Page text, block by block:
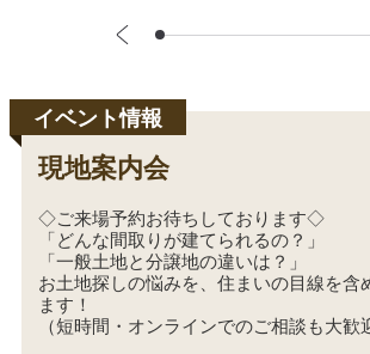
現地案内会
◇ご来場予約お待ちしております◇
「どんな間取りが建てられるの？」
「一般土地と分譲地の違いは？」
お土地探しの悩みを、住まいの目線を含
ます！
（短時間・オンラインでのご相談も大歓